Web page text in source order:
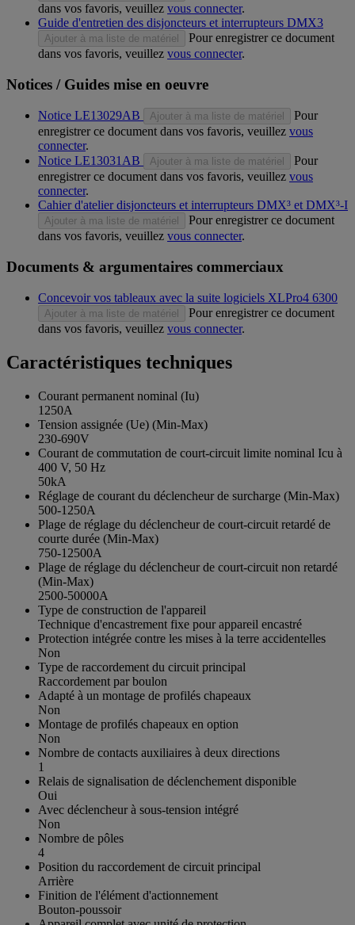
dans vos favoris, veuillez vous connecter.
Guide d'entretien des disjoncteurs et interrupteurs DMX3
Ajouter à ma liste de matériel
Pour enregistrer ce document
dans vos favoris, veuillez vous connecter.
Notices / Guides mise en oeuvre
Notice LE13029AB Ajouter à ma liste de matériel
Pour
enregistrer ce document dans vos favoris, veuillez vous
connecter.
Notice LE13031AB
Ajouter à ma liste de matériel
Pour
enregistrer ce document dans vos favoris, veuillez vous
connecter.
Cahier d'atelier disjoncteurs et interrupteurs DMX³ et DMX³-I
Ajouter à ma liste de matériel
Pour enregistrer ce document
dans vos favoris, veuillez vous connecter.
Documents & argumentaires commerciaux
Concevoir vos tableaux avec la suite logiciels XLPro4 6300
Ajouter à ma liste de matériel
Pour enregistrer ce document
dans vos favoris, veuillez vous connecter.
Caractéristiques techniques
Courant permanent nominal (Iu)
1250A
Tension assignée (Ue) (Min-Max)
230-690V
Courant de commutation de court-circuit limite nominal Icu à
400 V, 50 Hz
50kA
Réglage de courant du déclencheur de surcharge (Min-Max)
500-1250A
Plage de réglage du déclencheur de court-circuit retardé de
courte durée (Min-Max)
750-12500A
Plage de réglage du déclencheur de court-circuit non retardé
(Min-Max)
2500-50000A
Type de construction de l'appareil
Technique d'encastrement fixe pour appareil encastré
Protection intégrée contre les mises à la terre accidentelles
Non
Type de raccordement du circuit principal
Raccordement par boulon
Adapté à un montage de profilés chapeaux
Non
Montage de profilés chapeaux en option
Non
Nombre de contacts auxiliaires à deux directions
1
Relais de signalisation de déclenchement disponible
Oui
Avec déclencheur à sous-tension intégré
Non
Nombre de pôles
4
Position du raccordement de circuit principal
Arrière
Finition de l'élément d'actionnement
Bouton-poussoir